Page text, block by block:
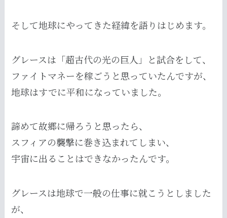
そして地球にやってきた経緯を語りはじめます。
グレースは「超古代の光の巨人」と試合をして、
ファイトマネーを稼ごうと思っていたんですが、
地球はすでに平和になっていました。
諦めて故郷に帰ろうと思ったら、
スフィアの襲撃に巻き込まれてしまい、
宇宙に出ることはできなかったんです。
グレースは地球で一般の仕事に就こうとしました
が、